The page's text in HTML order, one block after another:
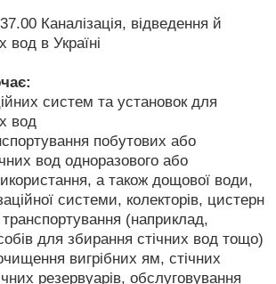
Каналізація, відведення й
вод в Україні
систем та установок для
вод
побутових або
вод одноразового або
а також дощової води,
системи, колекторів, цистерн
(наприклад,
для збирання стічних вод тощо)
вигрібних ям, стічних
резервуарів, обслуговування